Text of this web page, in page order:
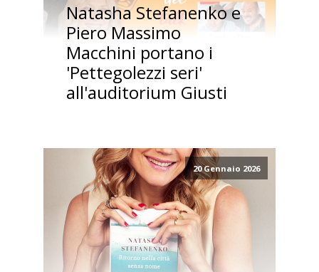
Natasha Stefanenko e
Piero Massimo
Macchini portano i
'Pettegolezzi seri'
all'auditorium Giusti
20 Gennaio 2026